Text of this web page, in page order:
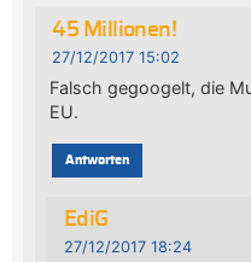
45 Millionen!
27/12/2017 15:02
Falsch gegoogelt, die
EU.
Antworten
EdiG
27/12/2017 18:24